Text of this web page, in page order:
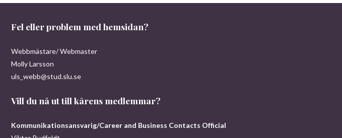
Fel eller problem med hemsidan?
Webbmästare/ Webmaster
Molly Larsson
uls_webb@stud.slu.se
Vill du nå ut till kårens medlemmar?
Kommunikationsansvarig/Career and Business Contacts Official